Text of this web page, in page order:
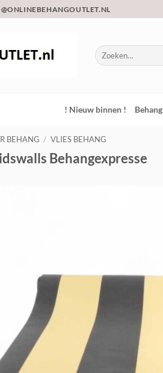
Zoeken
naar:
! Nieuw binnen ! Behang
BEHANG / VLIES BEHANG
Behangexpresse